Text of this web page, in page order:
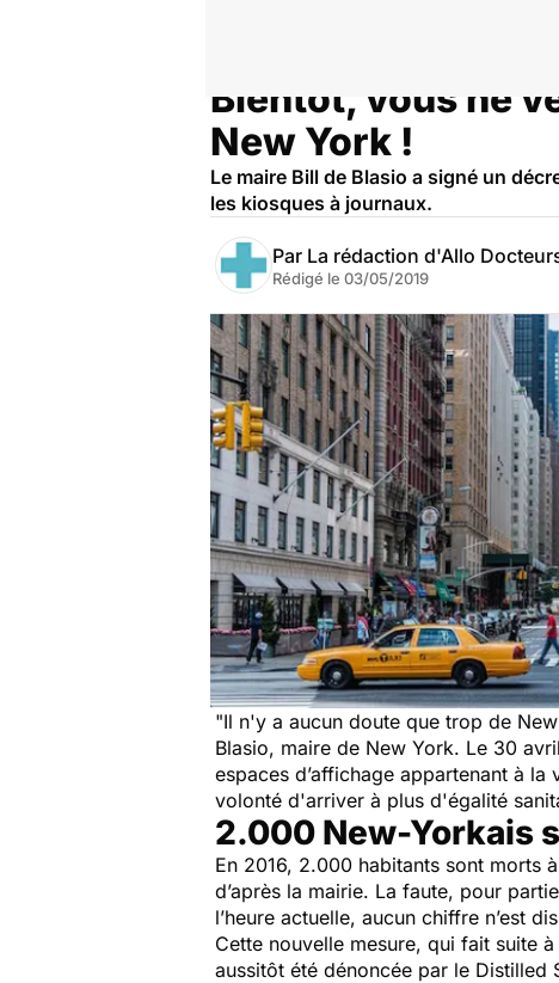
Bientôt, vous ne
New York !
Le maire Bill de Blasio a signé un
les kiosques à journaux.
Par La rédaction d'Allo
Rédigé le 03/05/2019
"Il n'y a aucun doute que trop de
Blasio, maire de New York. Le 30
espaces d’affichage appartenant à
volonté d'arriver à plus d'égalité
2.000 New-Yorkais
En 2016, 2.000 habitants sont morts
d’après la mairie. La faute, pour
l’heure actuelle, aucun chiffre n’est
Cette nouvelle mesure, qui fait suite
aussitôt été dénoncée par le